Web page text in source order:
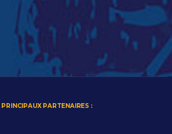
PRINCIPAUX PARTENAIRES :